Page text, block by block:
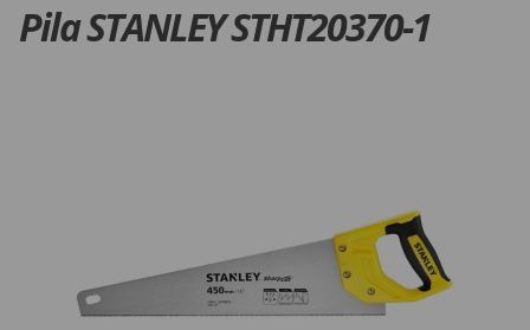
Pila STANLEY STHT20370-1